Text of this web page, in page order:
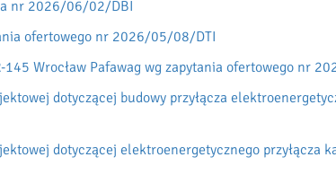
nr 2026/06/02/DBI
ofertowego nr 2026/05/08/DTI
145 Wrocław Pafawag wg zapytania ofertowego nr
dotyczącej budowy przyłącza
dotyczącej elektroenergetycznego przyłącza